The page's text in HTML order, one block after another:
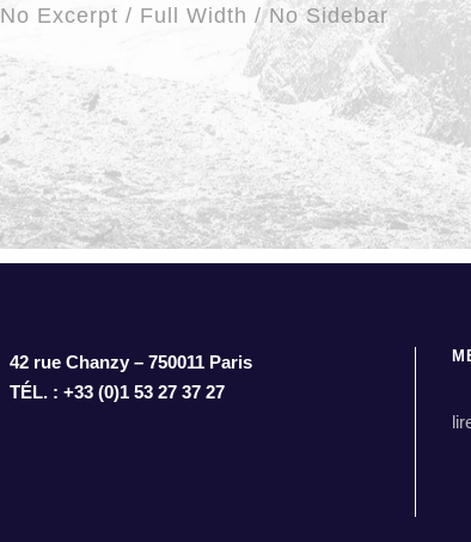
No Excerpt / Full Width / No Sidebar
42 rue Chanzy – 750011 Paris
TÉL. : +33 (0)1 53 27 37 27